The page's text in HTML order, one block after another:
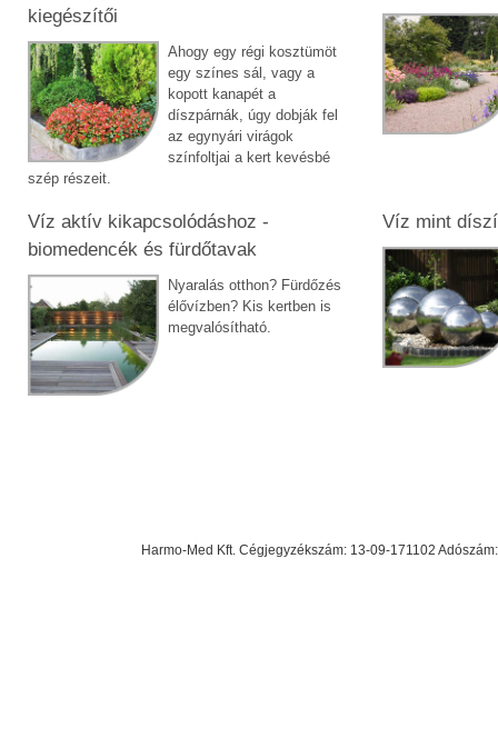
kiegészítői
Ahogy egy régi kosztümöt
egy színes sál, vagy a
kopott kanapét a
díszpárnák, úgy dobják fel
az egynyári virágok
színfoltjai a kert kevésbé
szép részeit.
Víz aktív kikapcsolódáshoz -
biomedencék és fürdőtavak
Nyaralás otthon? Fürdőzés
élővízben? Kis kertben is
megvalósítható.
Víz mint
Harmo-Med Kft. Cégjegyzékszám: 13-09-171102